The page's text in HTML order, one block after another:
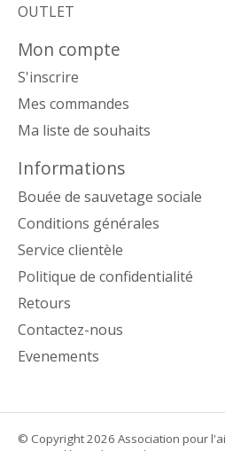
OUTLET
Mon compte
S'inscrire
Mes commandes
Ma liste de souhaits
Informations
Bouée de sauvetage sociale
Conditions générales
Service clientèle
Politique de confidentialité
Retours
Contactez-nous
Evenements
© Copyright 2026 Association pour